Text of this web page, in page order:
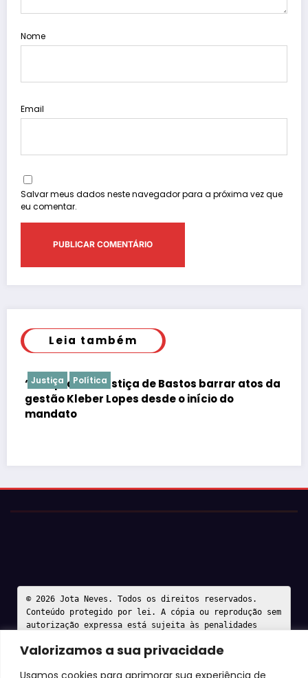
Valorizamos a sua privacidade
Usamos cookies para aprimorar sua experiência de
Nome
Email
Salvar meus dados neste navegador para a próxima vez que
eu comentar.
Leia também
Justiça Polícia